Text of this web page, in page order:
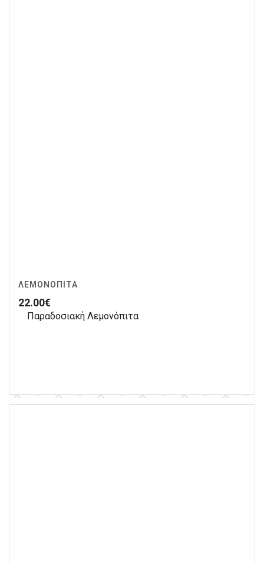
ΛΕΜΟΝΌΠΙΤΑ
22.00€
Παραδοσιακή Λεμονόπιτα